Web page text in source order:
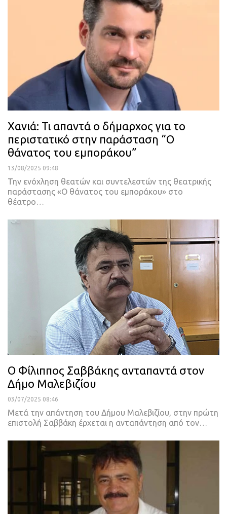
Χανιά: Τι απαντά ο δήμαρχος για το
περιστατικό στην παράσταση “Ο
θάνατος του εμποράκου”
13/08/2025 09:48
Την ενόχληση θεατών και συντελεστών της θεατρικής
παράστασης «Ο θάνατος του εμποράκου» στο
θέατρο…
Ο Φίλιππος Σαββάκης ανταπαντά στον
Δήμο Μαλεβιζίου
03/07/2025 08:46
Μετά την απάντηση του Δήμου Μαλεβιζίου, στην πρώτη
επιστολή Σαββάκη έρχεται η ανταπάντηση από τον…